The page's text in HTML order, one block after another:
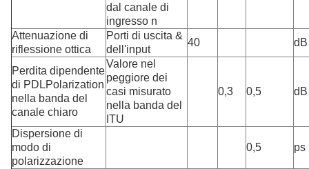
dal canale di
ingresso n
Attenuazione di
riflessione ottica
Porti di uscita &
dell'input
40 dB
Perdita dipendente
di PDLPolarization
nella banda del
canale chiaro
Valore nel
peggiore dei
casi misurato
nella banda del
ITU
0,3 0,5 dB
Dispersione di
modo di
polarizzazione
0,5 ps